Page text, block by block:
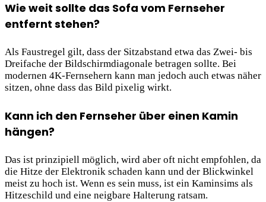
Wie weit sollte das Sofa vom Fernseher
entfernt stehen?
Als Faustregel gilt, dass der Sitzabstand etwa das Zwei- bis
Dreifache der Bildschirmdiagonale betragen sollte. Bei
modernen 4K-Fernsehern kann man jedoch auch etwas näher
sitzen, ohne dass das Bild pixelig wirkt.
Kann ich den Fernseher über einen Kamin
hängen?
Das ist prinzipiell möglich, wird aber oft nicht empfohlen, da
die Hitze der Elektronik schaden kann und der Blickwinkel
meist zu hoch ist. Wenn es sein muss, ist ein Kaminsims als
Hitzeschild und eine neigbare Halterung ratsam.